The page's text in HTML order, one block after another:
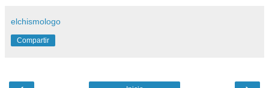
elchismologo
Compartir